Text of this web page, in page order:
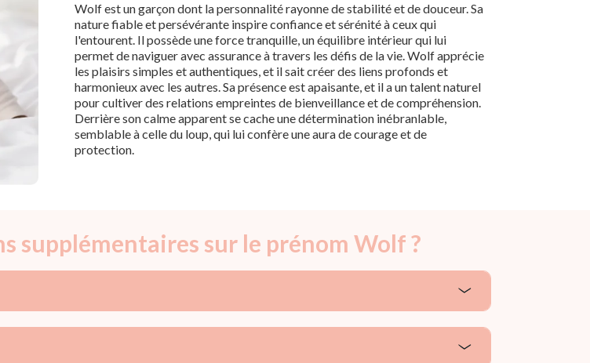
Wolf est un garçon dont la personnalité rayonne de stabilité et de douceur. Sa
nature fiable et persévérante inspire confiance et sérénité à ceux qui
l'entourent. Il possède une force tranquille, un équilibre intérieur qui lui
permet de naviguer avec assurance à travers les défis de la vie. Wolf apprécie
les plaisirs simples et authentiques, et il sait créer des liens profonds et
harmonieux avec les autres. Sa présence est apaisante, et il a un talent naturel
pour cultiver des relations empreintes de bienveillance et de compréhension.
Derrière son calme apparent se cache une détermination inébranlable,
semblable à celle du loup, qui lui confère une aura de courage et de
protection.
supplémentaires sur le prénom Wolf ?